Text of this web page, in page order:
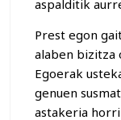
aspalditik
Prest egon
alaben bizitza
Egoerak
genuen
astakeria